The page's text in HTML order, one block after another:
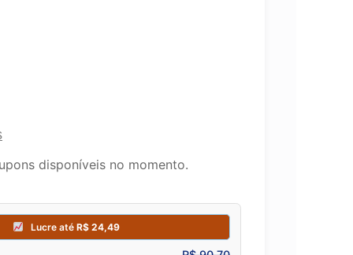
disponíveis no momento.